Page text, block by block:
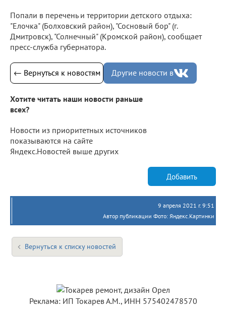
Попали в перечень и территории детского отдыха:
"Елочка" (Болховский район), "Сосновый бор" (г.
Дмитровск), "Солнечный" (Кромской район), сообщает
пресс-служба губернатора.
← Вернуться к новостям Другие новости в
Хотите читать наши новости раньше
всех?
Новости из приоритетных источников
показываются на сайте
Яндекс.Новостей выше других
Добавить
9 апреля 2021 г. 9:51
Автор публикации Фото: Яндекс.Картинки
Вернуться к списку новостей
Реклама: ИП Токарев А.М., ИНН 575402478570